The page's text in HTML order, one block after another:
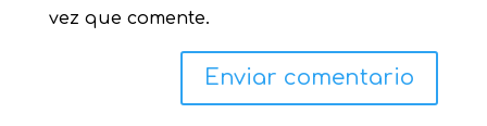
vez que comente.